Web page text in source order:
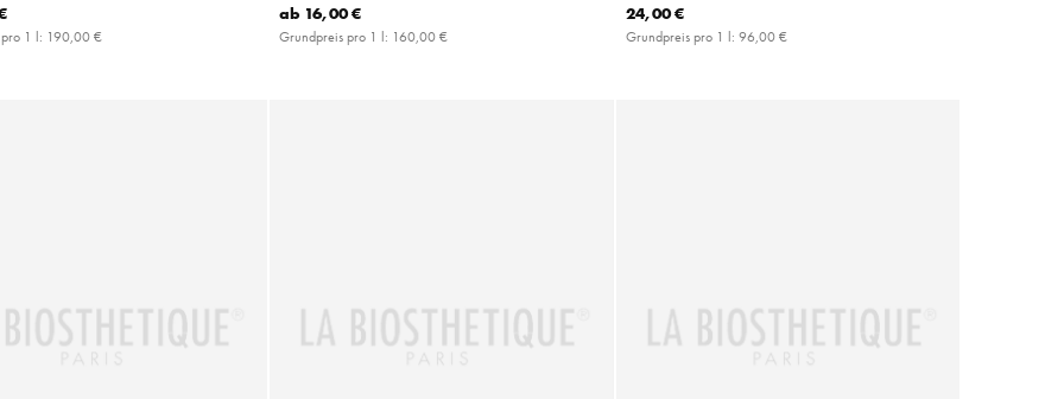
1 l: 190,00 €
ab 16,00 €
Grundpreis pro 1 l: 160,00 €
24,00 €
Grundpreis pro 1 l: 96,00 €